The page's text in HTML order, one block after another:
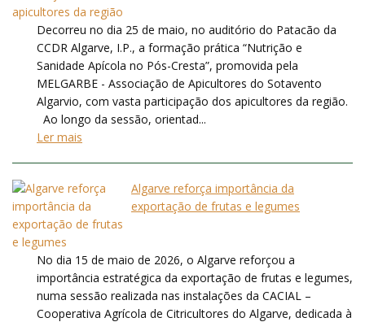
Decorreu no dia 25 de maio, no auditório do Patacão da
CCDR Algarve, I.P., a formação prática “Nutrição e
Sanidade Apícola no Pós-Cresta”, promovida pela
MELGARBE - Associação de Apicultores do Sotavento
Algarvio, com vasta participação dos apicultores da região.
Ao longo da sessão, orientad...
Ler mais
Algarve reforça importância da
exportação de frutas e legumes
No dia 15 de maio de 2026, o Algarve reforçou a
importância estratégica da exportação de frutas e legumes,
numa sessão realizada nas instalações da CACIAL –
Cooperativa Agrícola de Citricultores do Algarve, dedicada à